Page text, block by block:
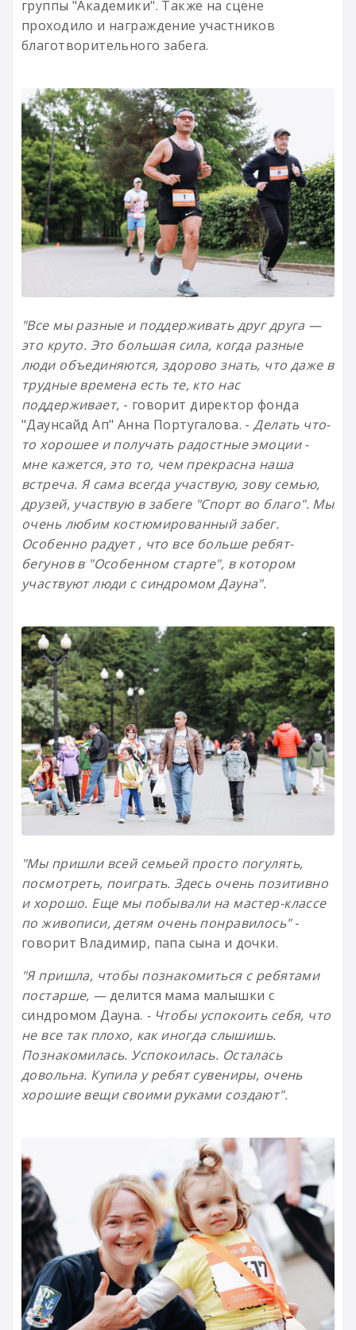
группы "Академики". Также на сцене
проходило и награждение участников
благотворительного забега.
"Все мы разные и поддерживать друг друга —
это круто. Это большая сила, когда разные
люди объединяются, здорово знать, что даже в
трудные времена есть те, кто нас
поддерживает, - говорит директор фонда
"Даунсайд Ап" Анна Португалова. - Делать что-
то хорошее и получать радостные эмоции -
мне кажется, это то, чем прекрасна наша
встреча. Я сама всегда участвую, зову семью,
друзей, участвую в забеге "Спорт во благо". Мы
очень любим костюмированный забег.
Особенно радует , что все больше ребят-
бегунов в "Особенном старте", в котором
участвуют люди с синдромом Дауна".
"Мы пришли всей семьей просто погулять,
посмотреть, поиграть. Здесь очень позитивно
и хорошо. Еще мы побывали на мастер-классе
по живописи, детям очень понравилось"-
говорит Владимир, папа сына и дочки.
"Я пришла, чтобы познакомиться с ребятами
постарше, —делится мама малышки с
синдромом Дауна. - Чтобы успокоить себя, что
не все так плохо, как иногда слышишь.
Познакомилась. Успокоилась. Осталась
довольна. Купила у ребят сувениры, очень
хорошие вещи своими руками создают".